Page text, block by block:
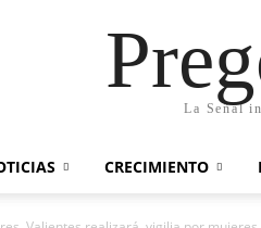
La Señal
CRECIMIENTO